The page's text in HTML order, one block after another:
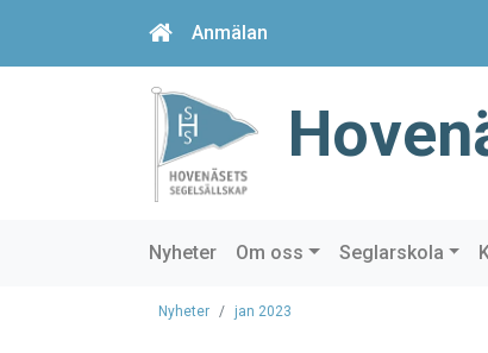
Anmälan
Nyheter Om oss Seglarskola
Nyheter jan 2023